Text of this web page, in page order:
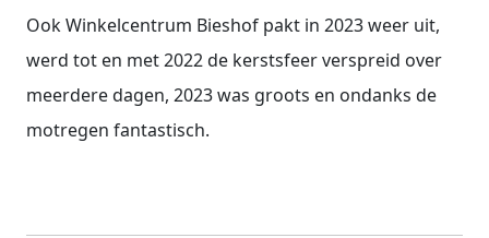
Ook Winkelcentrum Bieshof pakt in 2023 weer uit,
werd tot en met 2022 de kerstsfeer verspreid over
meerdere dagen, 2023 was groots en ondanks de
motregen fantastisch.